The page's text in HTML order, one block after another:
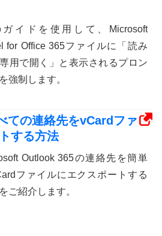
ガイドを使用して、Microsoft
for Office 365ファイルに「読み
用で開く」と表示されるプロン
強制します。
ての連絡先をvCardファ
する方法
Outlook 365の連絡先を簡単
ファイルにエクスポートする
ご紹介します。